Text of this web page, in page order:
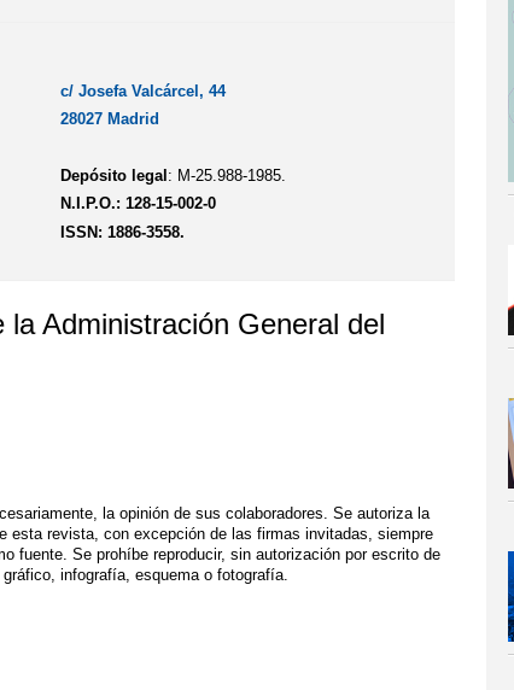
c/ Josefa Valcárcel, 44
28027 Madrid
Depósito legal : M-25.988-1985.
N.I.P.O.: 128-15-002-0
ISSN: 1886-3558.
Administración General del
la opinión de sus colaboradores. Se autoriza la
esta revista, con excepción de las firmas invitadas, siempre
fuente. Se prohíbe reproducir, sin autorización por escrito de
infografía, esquema o fotografía.